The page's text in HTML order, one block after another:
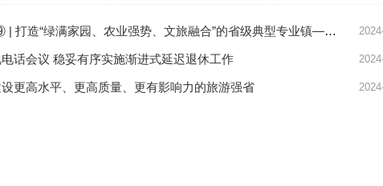
家园、农业强势、文旅融合”的省级典型专业镇——专访饶平县新圩镇党委书记徐睿
话会议 稳妥有序实施渐进式延迟退休工作
更高水平、更高质量、更有影响力的旅游强省